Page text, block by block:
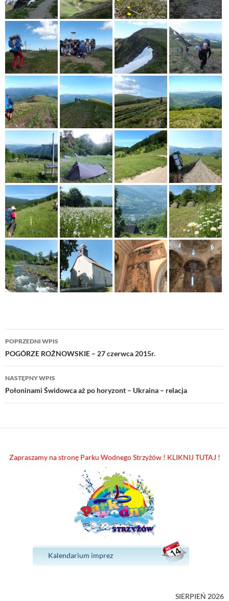
Nawigacja
wpisu
POPRZEDNI WPIS
POGÓRZE ROŻNOWSKIE – 27 czerwca 2015r.
NASTĘPNY WPIS
Połoninami Świdowca aż po horyzont – Ukraina – relacja
Zapraszamy na stronę Parku Wodnego Strzyżów ! KLIKNIJ TUTAJ !
Kalendarium imprez
SIERPIEŃ 2026